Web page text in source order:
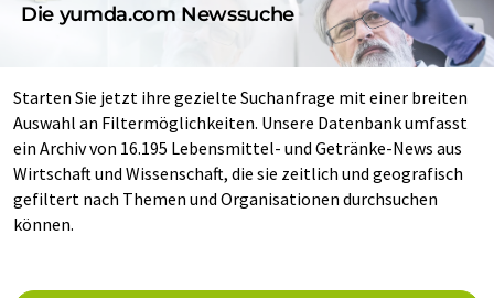
Die yumda.com Newssuche
Starten Sie jetzt ihre gezielte Suchanfrage mit einer breiten
Auswahl an Filtermöglichkeiten. Unsere Datenbank umfasst
ein Archiv von 16.195 Lebensmittel- und Getränke-News aus
Wirtschaft und Wissenschaft, die sie zeitlich und geografisch
gefiltert nach Themen und Organisationen durchsuchen
können.